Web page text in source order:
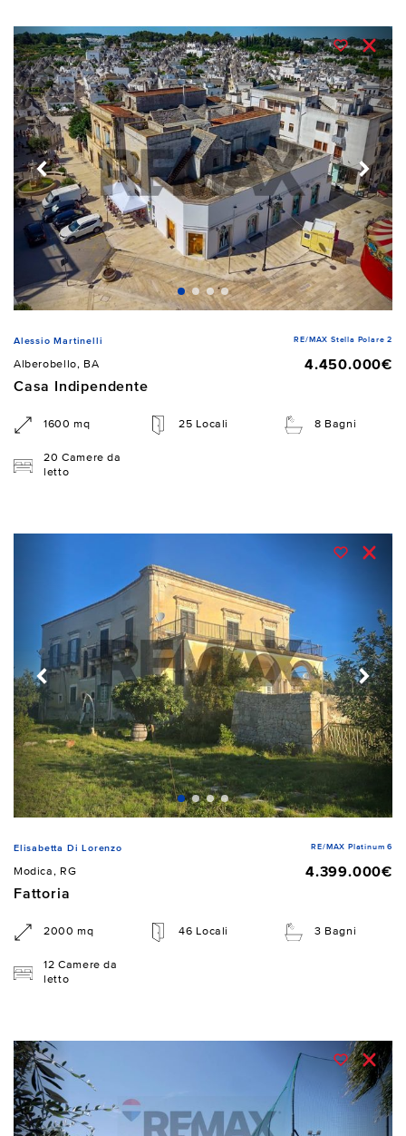
Alessio Martinelli RE/MAX Stella Polare 2
Alberobello, BA
4.450.000€
Casa Indipendente
1600 mq 25 Locali 8 Bagni
20 Camere da
letto
Elisabetta Di Lorenzo RE/MAX Platinum 6
Modica, RG
4.399.000€
Fattoria
2000 mq 46 Locali 3 Bagni
12 Camere da
letto